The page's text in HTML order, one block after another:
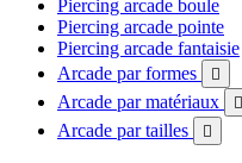
Piercing arcade boule
Piercing arcade pointe
Piercing arcade fantaisie
Arcade par formes

Arcade par matériaux 
Arcade par tailles 